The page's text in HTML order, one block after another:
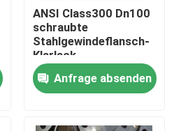
ANSI Class300 Dn100
schraubte
Stahlgewindeflansch-
Klarlack
Anfrage absenden